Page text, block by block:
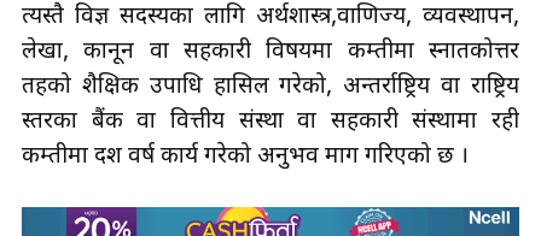
त्यस्तै विज्ञ सदस्यका लागि अर्थशास्त्र,वाणिज्य, व्यवस्थापन,
लेखा, कानून वा सहकारी विषयमा कम्तीमा स्नातकोत्तर
तहको शैक्षिक उपाधि हासिल गरेको, अन्तर्राष्ट्रिय वा राष्ट्रिय
स्तरका बैंक वा वित्तीय संस्था वा सहकारी संस्थामा रही
कम्तीमा दश वर्ष कार्य गरेको अनुभव माग गरिएको छ ।